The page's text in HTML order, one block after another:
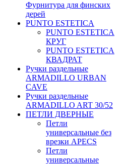
Фурнитура для финских
дерей
PUNTO ESTETICA
PUNTO ESTETICA
КРУГ
PUNTO ESTETICA
КВАДРАТ
Ручки раздельные
ARMADILLO URBAN
CAVE
Ручки раздельные
ARMADILLO ART 30/52
ПЕТЛИ ДВЕРНЫЕ
Петли
универсальные без
врезки APECS
Петли
универсальные